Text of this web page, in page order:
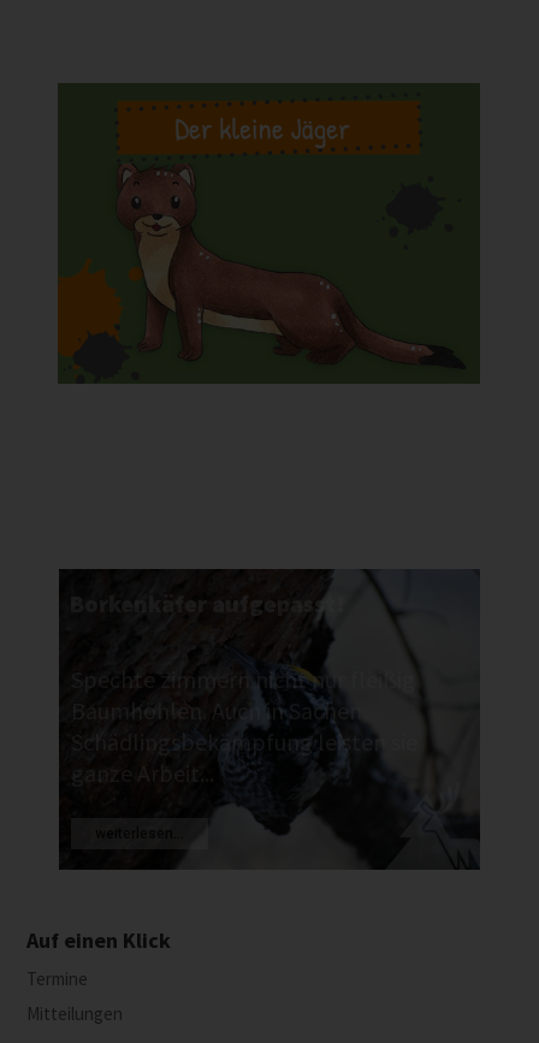
Borkenkäfer aufgepasst!
Spechte zimmern nicht nur fleißig
Baumhöhlen. Auch in Sachen
Schädlingsbekämpfung leisten sie
ganze Arbeit...
weiterlesen...
Auf einen Klick
Termine
Mitteilungen